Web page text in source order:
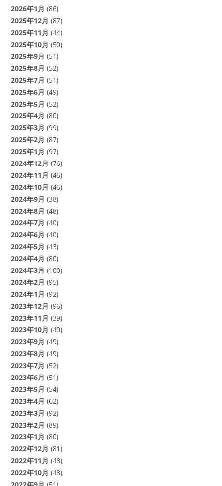
2026年1月 (86)
2025年12月 (87)
2025年11月 (44)
2025年10月 (50)
2025年9月 (51)
2025年8月 (52)
2025年7月 (51)
2025年6月 (49)
2025年5月 (52)
2025年4月 (80)
2025年3月 (99)
2025年2月 (87)
2025年1月 (97)
2024年12月 (76)
2024年11月 (46)
2024年10月 (46)
2024年9月 (38)
2024年8月 (48)
2024年7月 (40)
2024年6月 (40)
2024年5月 (43)
2024年4月 (80)
2024年3月 (100)
2024年2月 (95)
2024年1月 (92)
2023年12月 (96)
2023年11月 (39)
2023年10月 (40)
2023年9月 (49)
2023年8月 (49)
2023年7月 (52)
2023年6月 (51)
2023年5月 (54)
2023年4月 (62)
2023年3月 (92)
2023年2月 (89)
2023年1月 (80)
2022年12月 (81)
2022年11月 (48)
2022年10月 (48)